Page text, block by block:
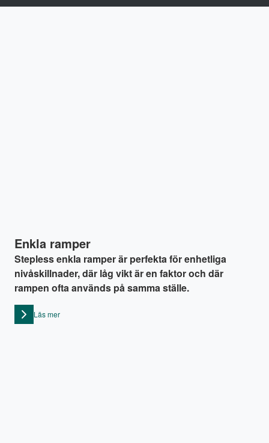
Enkla ramper
Stepless enkla ramper är perfekta för enhetliga
nivåskillnader, där låg vikt är en faktor och där
rampen ofta används på samma ställe.
Läs mer